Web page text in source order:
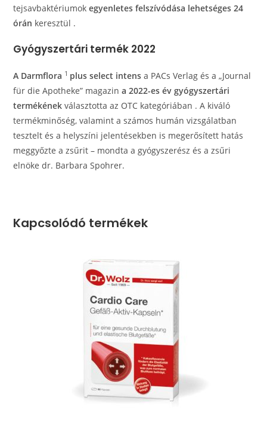
tejsavbaktériumokegyenletes felszívódása lehetséges24
órán keresztül .
Gyógyszertári termék 2022
A Darmflora 1 plus select intens a PACs Verlag és a „Journal
für die Apotheke” magazina 2022-es év gyógyszertári
termékének választotta az OTC kategóriában . A kiváló
termékminőség, valamint a számos humán vizsgálatban
tesztelt és a helyszíni jelentésekben is megerősített hatás
meggyőzte a zsűrit – mondta a gyógyszerész és a zsűri
elnöke dr. Barbara Spohrer.
Kapcsolódó termékek